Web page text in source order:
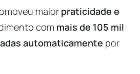
maior praticidade e
com mais de 105 mil
automaticamente por